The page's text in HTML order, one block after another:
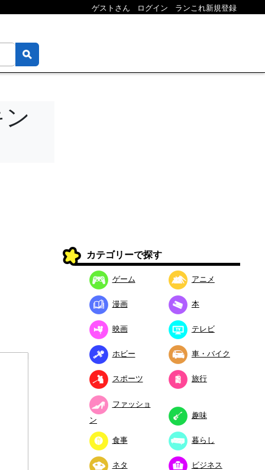
ゲストさん ログイン ランこれ新規登録
カテゴリーで探す
ゲーム アニメ
漫画 本
映画 テレビ
ホビー 車・バイク
スポーツ 旅行
ファッショ
ン
趣味
食事 暮らし
ネタ ビジネス